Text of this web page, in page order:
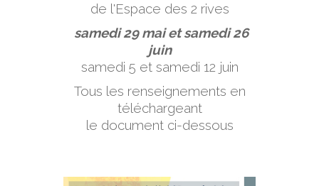
de l'Espace des 2 rives
samedi 29 mai et samedi 26
juin
samedi 5 et samedi 12 juin
Tous les renseignements en
téléchargeant
le document ci-dessous